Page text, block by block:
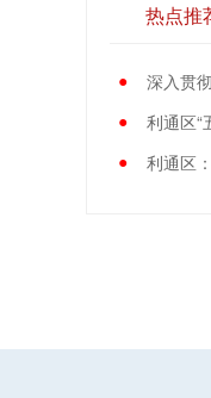
热点推
●
深入贯彻中央八项规定
●
利通区“五个
●
利通区：红